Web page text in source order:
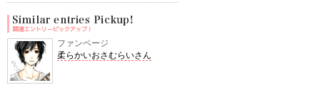
ファンページ
柔らかいおさむらいさん